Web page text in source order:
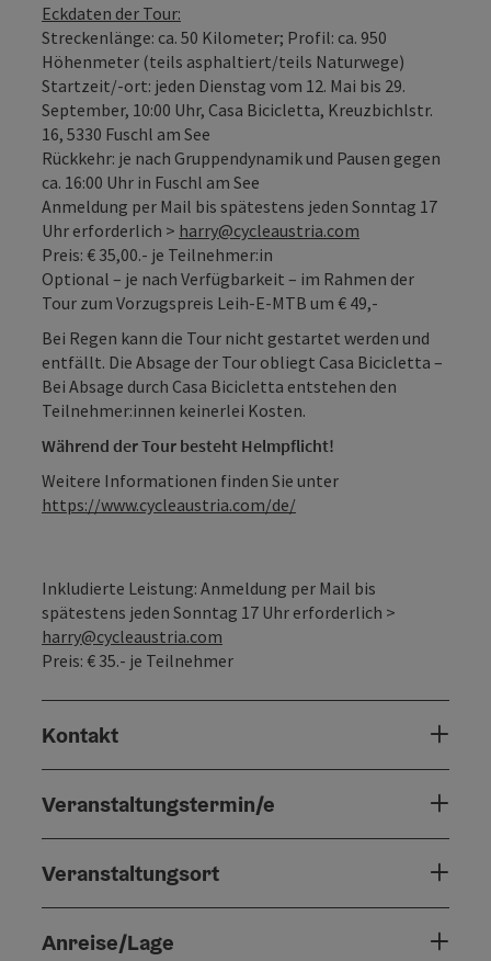
Eckdaten der Tour:
Streckenlänge: ca. 50 Kilometer; Profil: ca. 950
Höhenmeter (teils asphaltiert/teils Naturwege)
Startzeit/-ort: jeden Dienstag vom 12. Mai bis 29.
September, 10:00 Uhr, Casa Bicicletta, Kreuzbichlstr.
16, 5330 Fuschl am See
Rückkehr: je nach Gruppendynamik und Pausen gegen
ca. 16:00 Uhr in Fuschl am See
Anmeldung per Mail bis spätestens jeden Sonntag 17
Uhr erforderlich > harry@cycleaustria.com
Preis: € 35,00.- je Teilnehmer:in
Optional – je nach Verfügbarkeit – im Rahmen der
Tour zum Vorzugspreis Leih-E-MTB um € 49,-
Bei Regen kann die Tour nicht gestartet werden und
entfällt. Die Absage der Tour obliegt Casa Bicicletta –
Bei Absage durch Casa Bicicletta entstehen den
Teilnehmer:innen keinerlei Kosten.
Während der Tour besteht Helmpflicht!
Weitere Informationen finden Sie unter
https://www.cycleaustria.com/de/
Inkludierte Leistung: Anmeldung per Mail bis
spätestens jeden Sonntag 17 Uhr erforderlich >
harry@cycleaustria.com
Preis: € 35.- je Teilnehmer
Kontakt
Veranstaltungstermin/e
Veranstaltungsort
Anreise/Lage